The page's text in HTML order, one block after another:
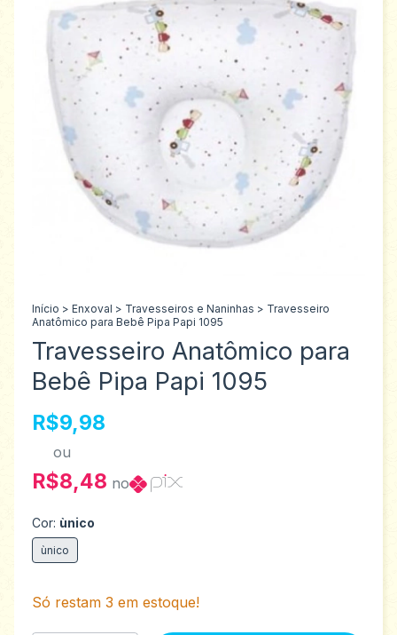
Início > Enxoval > Travesseiros e Naninhas > Travesseiro
Anatômico para Bebê Pipa Papi 1095
Travesseiro Anatômico para
Bebê Pipa Papi 1095
R$9,98
ou
R$8,48 no
Cor: ùnico
ùnico
Só restam 3 em estoque!